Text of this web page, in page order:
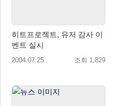
히트프로젝트, 유저 감사 이
벤트 실시
2004.07.25 조회 1,829